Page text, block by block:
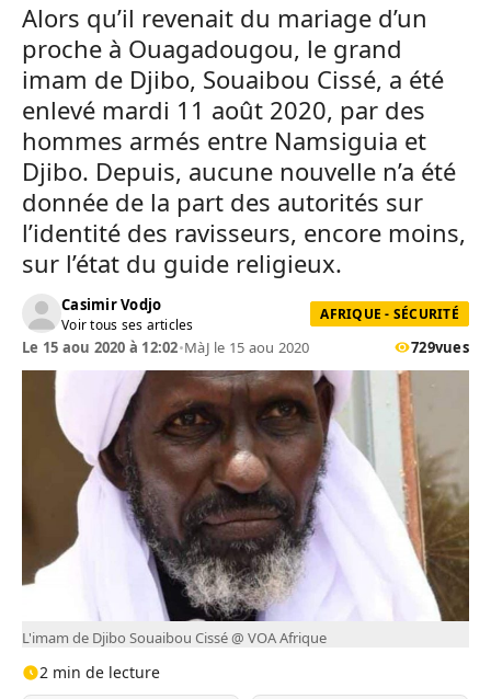
Alors qu’il revenait du mariage d’un
proche à Ouagadougou, le grand
imam de Djibo, Souaibou Cissé, a été
enlevé mardi 11 août 2020, par des
hommes armés entre Namsiguia et
Djibo. Depuis, aucune nouvelle n’a été
donnée de la part des autorités sur
l’identité des ravisseurs, encore moins,
sur l’état du guide religieux.
Casimir Vodjo
Voir tous ses articles
AFRIQUE - SÉCURITÉ
Le 15 aou 2020 à 12:02•MàJ le 15 aou 2020 729vues
L'imam de Djibo Souaibou Cissé @ VOA Afrique
2 min de lecture